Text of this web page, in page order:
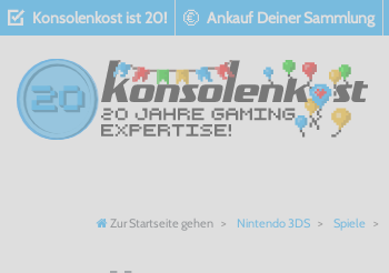
Konsolenkost ist 20! Ankauf Deiner Sammlung
Zur Startseite gehen Nintendo 3DS Spiele